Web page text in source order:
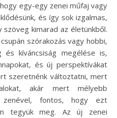
egy-egy zenei műfaj vagy
és így sok izgalmas,
kimarad az életünkből.
szórakozás vagy hobbi,
kíváncsiság megélése is,
és új perspektívákat
szeretnénk változtatni, mert
akár mert mélyebb
zenével, fontos, hogy ezt
tegyük meg. Az új zenei